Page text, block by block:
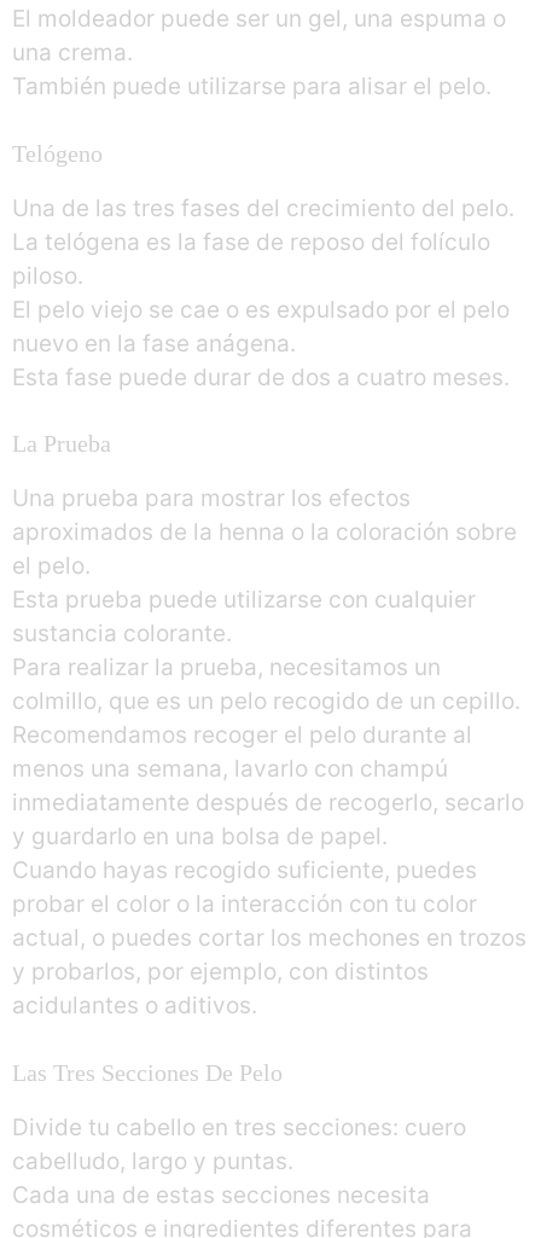
El moldeador puede ser un gel, una espuma o
una crema.
También puede utilizarse para alisar el pelo.
Telógeno
Una de las tres fases del crecimiento del pelo.
La telógena es la fase de reposo del folículo
piloso.
El pelo viejo se cae o es expulsado por el pelo
nuevo en la fase anágena.
Esta fase puede durar de dos a cuatro meses.
La Prueba
Una prueba para mostrar los efectos
aproximados de la henna o la coloración sobre
el pelo.
Esta prueba puede utilizarse con cualquier
sustancia colorante.
Para realizar la prueba, necesitamos un
colmillo, que es un pelo recogido de un cepillo.
Recomendamos recoger el pelo durante al
menos una semana, lavarlo con champú
inmediatamente después de recogerlo, secarlo
y guardarlo en una bolsa de papel.
Cuando hayas recogido suficiente, puedes
probar el color o la interacción con tu color
actual, o puedes cortar los mechones en trozos
y probarlos, por ejemplo, con distintos
acidulantes o aditivos.
Las Tres Secciones De Pelo
Divide tu cabello en tres secciones: cuero
cabelludo, largo y puntas.
Cada una de estas secciones necesita
cosméticos e ingredientes diferentes para